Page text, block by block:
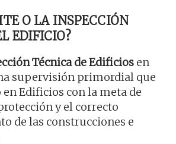
O LA INSPECCIÓN
EDIFICIO?
Técnica de Edificios en
supervisión primordial que
en Edificios con la meta de
y el correcto
de las construcciones e